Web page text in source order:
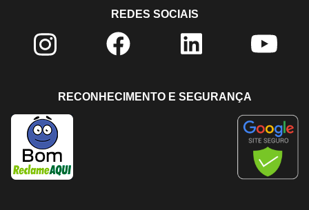
REDES SOCIAIS
RECONHECIMENTO E SEGURANÇA